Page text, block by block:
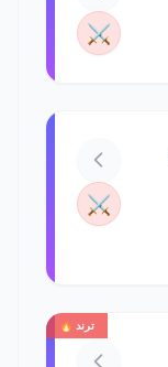
⚔️
⚔️
ترند 🔥